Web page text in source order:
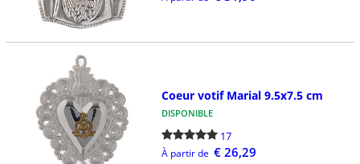
Coeur votif Marial 9.5x7.5 cm
DISPONIBLE
17
À partir de € 26,29